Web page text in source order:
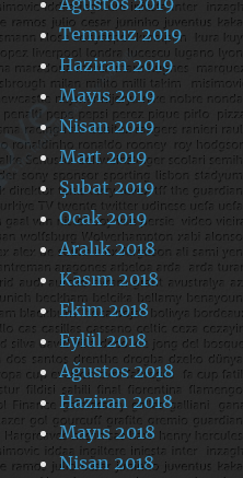
Temmuz 2019
Haziran 2019
Mayıs 2019
Nisan 2019
Mart 2019
Şubat 2019
Ocak 2019
Aralık 2018
Kasım 2018
Ekim 2018
Eylül 2018
Ağustos 2018
Haziran 2018
Mayıs 2018
Nisan 2018